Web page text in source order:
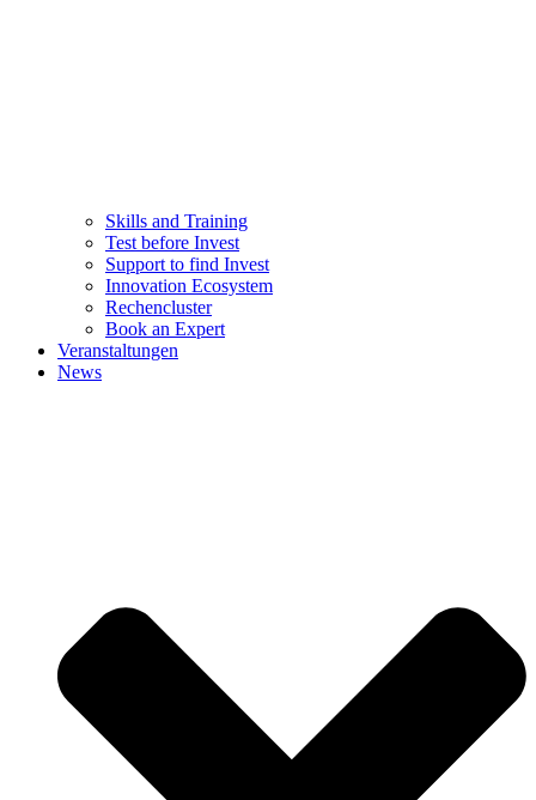
Skills and Training
Test before Invest
Support to find Invest
Innovation Ecosystem
Rechencluster​
Book an Expert
Veranstaltungen
News